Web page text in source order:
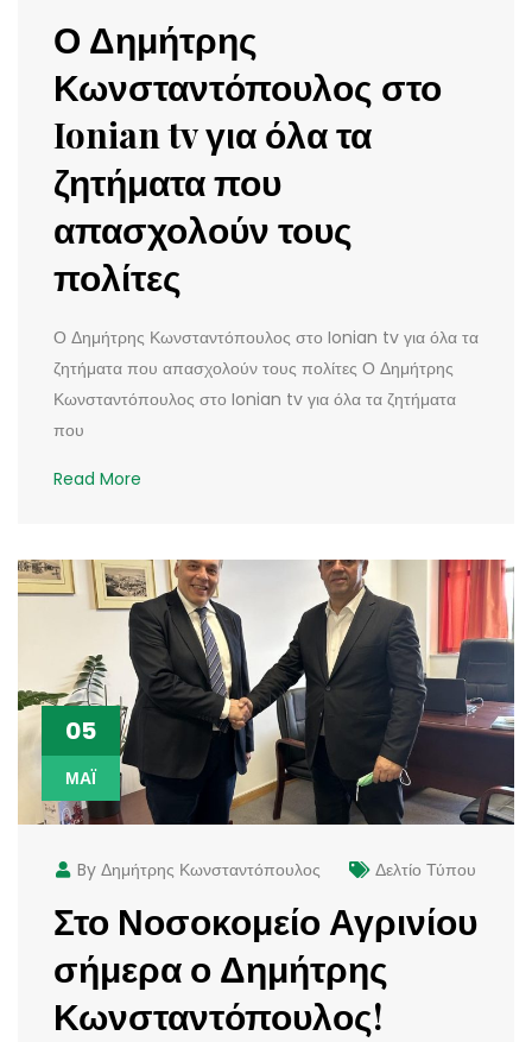
Ο Δημήτρης
Κωνσταντόπουλος στο
Ionian tv για όλα τα
ζητήματα που
απασχολούν τους
πολίτες
Ο Δημήτρης Κωνσταντόπουλος στο Ionian tv για όλα τα
ζητήματα που απασχολούν τους πολίτες Ο Δημήτρης
Κωνσταντόπουλος στο Ionian tv για όλα τα ζητήματα
που
Read More
05
ΜΆΙ
By Δημήτρης Κωνσταντόπουλος Δελτίο Τύπου
Στο Νοσοκομείο Αγρινίου
σήμερα ο Δημήτρης
Κωνσταντόπουλος!